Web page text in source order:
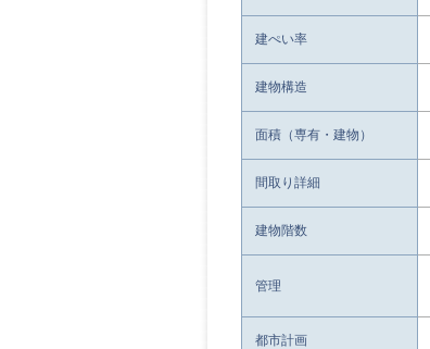
建ぺい率
建物構造
面積（専有・建物）
間取り詳細
建物階数
管理
都市計画